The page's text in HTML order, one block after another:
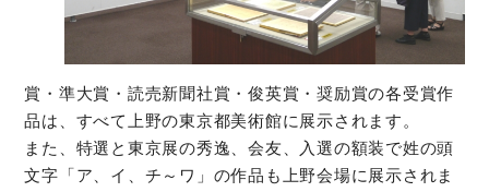
賞・準大賞・読売新聞社賞・俊英賞・奨励賞の各受賞作
品は、すべて上野の東京都美術館に展示されます。
また、特選と東京展の秀逸、会友、入選の額装で姓の頭
文字「ア、イ、チ～ワ」の作品も上野会場に展示されま